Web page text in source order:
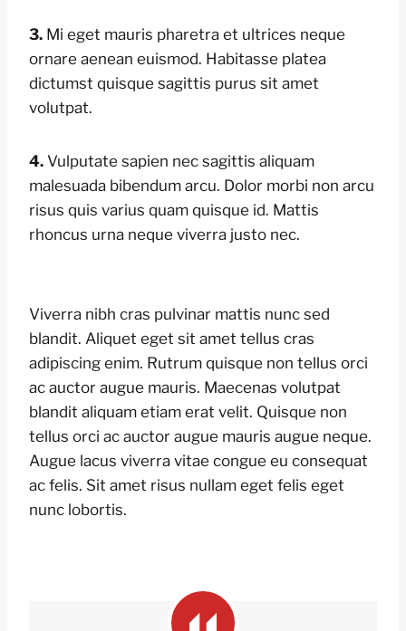
3. Mi eget mauris pharetra et ultrices neque
ornare aenean euismod. Habitasse platea
dictumst quisque sagittis purus sit amet
volutpat.
4. Vulputate sapien nec sagittis aliquam
malesuada bibendum arcu. Dolor morbi non arcu
risus quis varius quam quisque id. Mattis
rhoncus urna neque viverra justo nec.
Viverra nibh cras pulvinar mattis nunc sed
blandit. Aliquet eget sit amet tellus cras
adipiscing enim. Rutrum quisque non tellus orci
ac auctor augue mauris. Maecenas volutpat
blandit aliquam etiam erat velit. Quisque non
tellus orci ac auctor augue mauris augue neque.
Augue lacus viverra vitae congue eu consequat
ac felis. Sit amet risus nullam eget felis eget
nunc lobortis.